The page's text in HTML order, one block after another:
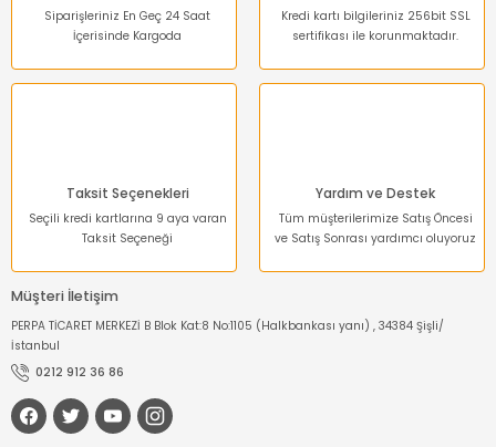
Siparişleriniz En Geç 24 Saat
İçerisinde Kargoda
Kredi kartı bilgileriniz 256bit SSL
sertifikası ile korunmaktadır.
Taksit Seçenekleri
Seçili kredi kartlarına 9 aya varan
Taksit Seçeneği
Yardım ve Destek
Tüm müşterilerimize Satış Öncesi
ve Satış Sonrası yardımcı oluyoruz
Müşteri İletişim
PERPA TİCARET MERKEZİ B Blok Kat:8 No:1105 (Halkbankası yanı) , 34384 Şişli/
İstanbul
0212 912 36 86